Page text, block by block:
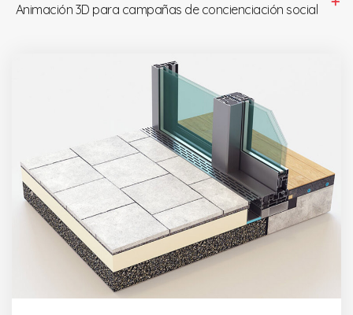
Animación 3D para campañas de concienciación social